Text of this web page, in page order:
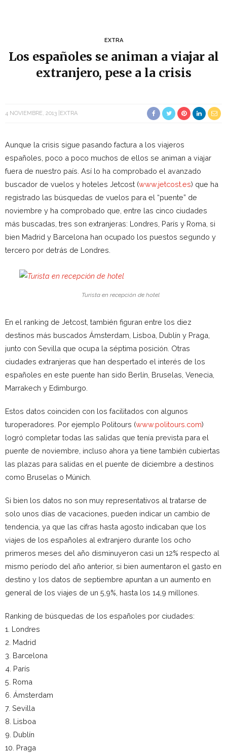
EXTRA
Los españoles se animan a viajar al
extranjero, pese a la crisis
4 NOVIEMBRE, 2013 EXTRA
Aunque la crisis sigue pasando factura a los viajeros
españoles, poco a poco muchos de ellos se animan a viajar
fuera de nuestro país. Así lo ha comprobado el avanzado
buscador de vuelos y hoteles Jetcost (www.jetcost.es) que ha
registrado las búsquedas de vuelos para el “puente” de
noviembre y ha comprobado que, entre las cinco ciudades
más buscadas, tres son extranjeras: Londres, París y Roma, si
bien Madrid y Barcelona han ocupado los puestos segundo y
tercero por detrás de Londres.
Turista en recepción de hotel
En el ranking de Jetcost, también figuran entre los diez
destinos más buscados Ámsterdam, Lisboa, Dublín y Praga,
junto con Sevilla que ocupa la séptima posición. Otras
ciudades extranjeras que han despertado el interés de los
españoles en este puente han sido Berlín, Bruselas, Venecia,
Marrakech y Edimburgo.
Estos datos coinciden con los facilitados con algunos
turoperadores. Por ejemplo Politours (www.politours.com)
logró completar todas las salidas que tenía prevista para el
puente de noviembre, incluso ahora ya tiene también cubiertas
las plazas para salidas en el puente de diciembre a destinos
como Bruselas o Múnich.
Si bien los datos no son muy representativos al tratarse de
solo unos días de vacaciones, pueden indicar un cambio de
tendencia, ya que las cifras hasta agosto indicaban que los
viajes de los españoles al extranjero durante los ocho
primeros meses del año disminuyeron casi un 12% respecto al
mismo período del año anterior, si bien aumentaron el gasto en
destino y los datos de septiembre apuntan a un aumento en
general de los viajes de un 5,9%, hasta los 14,9 millones.
Ranking de búsquedas de los españoles por ciudades:
1. Londres
2. Madrid
3. Barcelona
4. París
5. Roma
6. Ámsterdam
7. Sevilla
8. Lisboa
9. Dublín
10. Praga